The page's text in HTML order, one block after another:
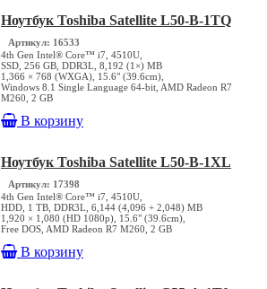
Ноутбук Toshiba Satellite L50-B-1TQ
Артикул: 16533
4th Gen Intel® Core™ i7, 4510U,
SSD, 256 GB, DDR3L, 8,192 (1×) MB
1,366 × 768 (WXGA), 15.6" (39.6cm),
Windows 8.1 Single Language 64-bit, AMD Radeon R7
M260, 2 GB
В корзину
Ноутбук Toshiba Satellite L50-B-1XL
Артикул: 17398
4th Gen Intel® Core™ i7, 4510U,
HDD, 1 TB, DDR3L, 6,144 (4,096 + 2,048) MB
1,920 × 1,080 (HD 1080p), 15.6" (39.6cm),
Free DOS, AMD Radeon R7 M260, 2 GB
В корзину